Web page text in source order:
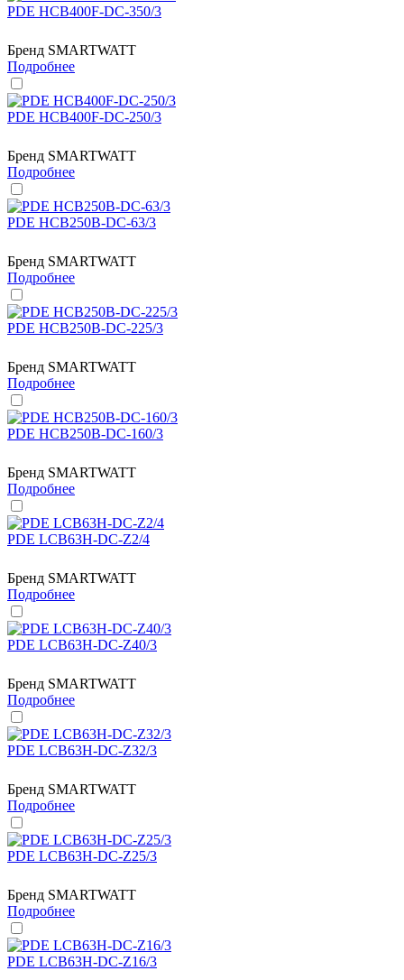
PDE HCB400F-DC-350/3
Бренд SMARTWATT
Подробнее
PDE HCB400F-DC-250/3
Бренд SMARTWATT
Подробнее
PDE HCB250B-DC-63/3
Бренд SMARTWATT
Подробнее
PDE HCB250B-DC-225/3
Бренд SMARTWATT
Подробнее
PDE HCB250B-DC-160/3
Бренд SMARTWATT
Подробнее
PDE LCB63H-DC-Z2/4
Бренд SMARTWATT
Подробнее
PDE LCB63H-DC-Z40/3
Бренд SMARTWATT
Подробнее
PDE LCB63H-DC-Z32/3
Бренд SMARTWATT
Подробнее
PDE LCB63H-DC-Z25/3
Бренд SMARTWATT
Подробнее
PDE LCB63H-DC-Z16/3